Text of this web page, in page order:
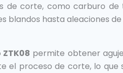
de corte, como carburo
blandos hasta aleaciones
permite obtener
el proceso de corte, lo